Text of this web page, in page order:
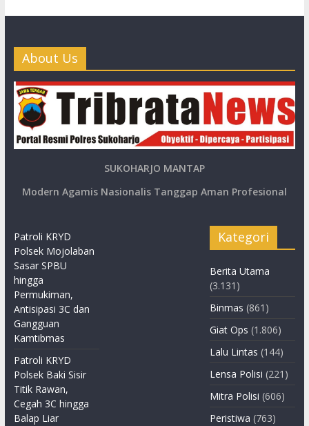
About Us
SUKOHARJO MANTAP
Modern Agamis Nasionalis Tanggap Aman Profesional
Patroli KRYD
Polsek Mojolaban
Sasar SPBU
hingga
Permukiman,
Antisipasi 3C dan
Gangguan
Kamtibmas
Patroli KRYD
Polsek Baki Sisir
Titik Rawan,
Cegah 3C hingga
Balap Liar
Kategori
Berita Utama
(3.131)
Binmas (861)
Giat Ops (1.806)
Lalu Lintas (144)
Lensa Polisi (221)
Mitra Polisi (606)
Peristiwa (763)